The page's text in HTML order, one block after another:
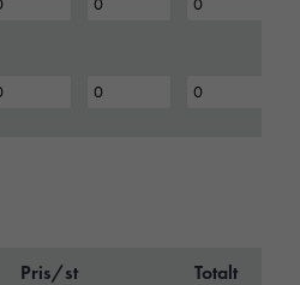
Pris/st Totalt